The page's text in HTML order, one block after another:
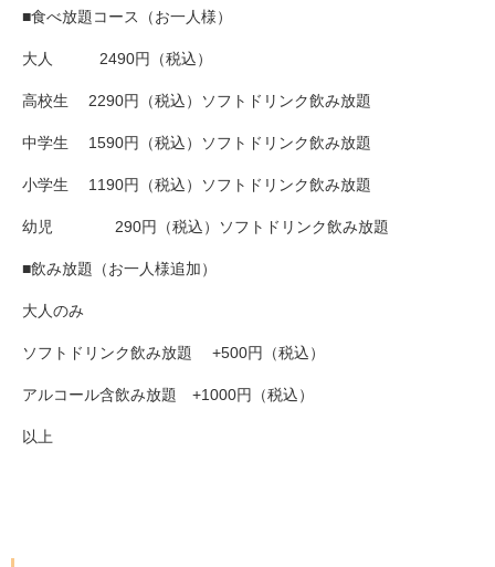
■食べ放題コース（お一人様）
大人 2490円（税込）
高校生 2290円（税込）ソフトドリンク飲み放題
中学生 1590円（税込）ソフトドリンク飲み放題
小学生 1190円（税込）ソフトドリンク飲み放題
幼児 290円（税込）ソフトドリンク飲み放題
■飲み放題（お一人様追加）
大人のみ
ソフトドリンク飲み放題 +500円（税込）
アルコール含飲み放題 +1000円（税込）
以上